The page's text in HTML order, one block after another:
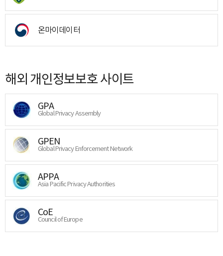
온마이데이터
해외 개인정보보호 사이트
GPA
Global Privacy Assembly
GPEN
Global Privacy Enforcement Network
APPA
Asia Pacific Privacy Authorities
CoE
Council of Europe